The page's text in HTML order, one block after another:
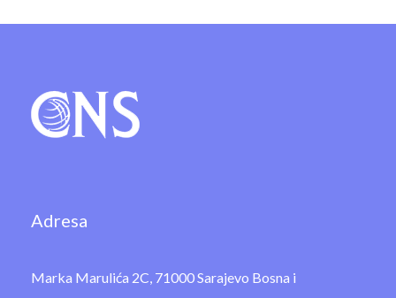
Adresa
Marka Marulića 2C, 71000 Sarajevo Bosna i